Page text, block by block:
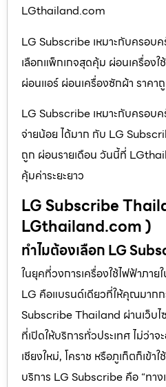
LGthailand.com
LG Subscribe เหมาะกับครอบค
เลือกแพ็กเกจสุดคุ้ม ผ่อนเครื่อง
ผ่อนแอร์ ผ่อนเครื่องซักผ้า ราค
LG Subscribe เหมาะกับครอบค
จ่ายน้อย ได้มาก กับ LG
ถูก ผ่อนรายเดือน วันนี้ที่
คุ้มค่าระยะยาว
LG Subscribe
LGthailand.com )
ทำไมต้องเลือก LG
ในยุคที่วงการเครื่องใช้ไฟฟ้าภาย
LG คือแบรนด์เดียวที่ให้คุณมาก
Subscribe Thailand ผ่านเว็บ
ที่เปิดให้บริการทั่วประเทศ ไม่ว่า
เชียงใหม่, โคราช หรือภูเก็ตก็เข้า
บริการ LG Subscribe คือ “ทา